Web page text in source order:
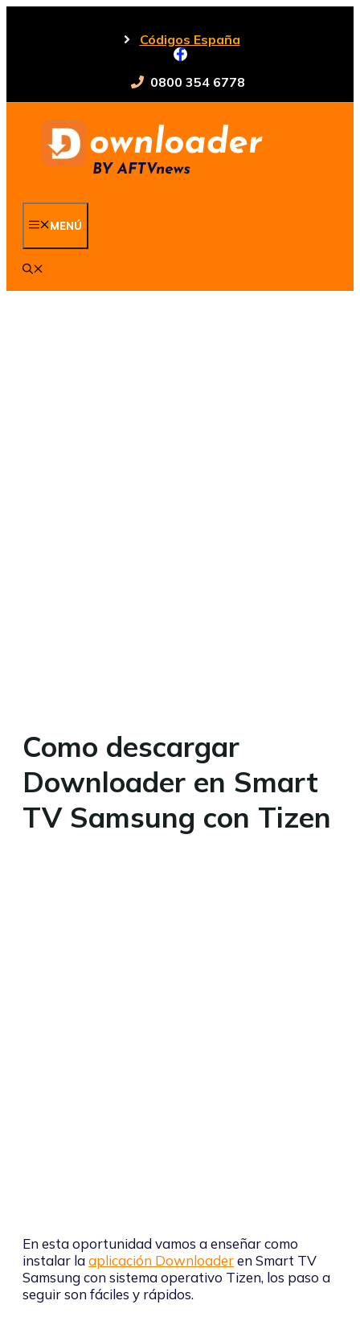
Códigos España
0800 354 6778
MENÚ
Como descargar
Downloader en Smart
TV Samsung con Tizen
En esta oportunidad vamos a enseñar como
instalar laaplicación Downloaderen Smart TV
Samsung con sistema operativo Tizen, los paso a
seguir son fáciles y rápidos.